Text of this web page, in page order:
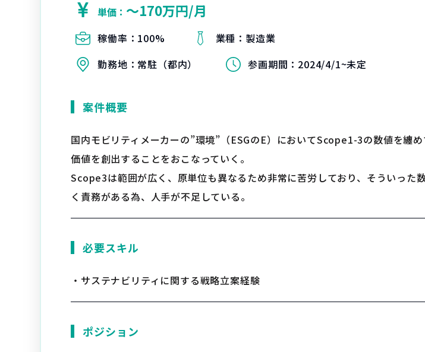
単価： 〜170万円/月
稼働率： 100% 業種： 製造業
勤務地： 常駐（都内） 参画期間： 2024/4/1~未定
案件概要
国内モビリティメーカーの”環境”（ESGのE）においてScope1-3の数値を纏
価値を創出することをおこなっていく。
Scope3は範囲が広く、原単位も異なるため非常に苦労しており、そういった
く責務がある為、人手が不足している。
必要スキル
・サステナビリティに関する戦略立案経験
ポジション